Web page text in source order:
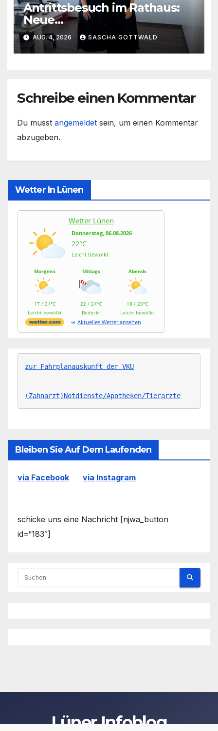
Antrittsbesuch im Rathaus:
Neue
Hauptgeschäftsführerin der
Handwerkskammer
Dortmund zu Gast in Lünen
AUG. 4, 2026 SASCHA GOTTWALD
Schreibe einen Kommentar
Du musst angemeldet sein, um einen Kommentar
abzugeben.
Wetter In Lünen
Wetter Lünen
Donnerstag, 06.08.2026
22°C
Leicht bewölkt
Morgens
17 / 21°C
Leicht bewölkt
Mittags
22 / 24°C
Bedeckt
Abends
18 / 23°C
Leicht bewölkt
Aktuelles Wetter ansehen
zur Fahrplanauskunft der VKU
(Zahnarzt)Notdienste/Apotheken/Tierärzte
Bleiben Sie Auf Dem Laufenden
via Facebook via Instagram
schicke uns eine Nachricht [njwa_button
id=“183″]
Lüner Infoblog